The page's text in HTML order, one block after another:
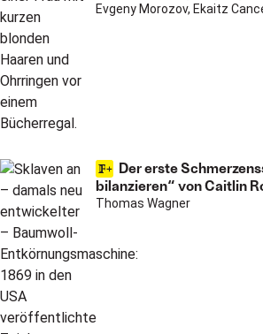
Der erste
bilanzieren“ von Caitlin
Thomas Wagner